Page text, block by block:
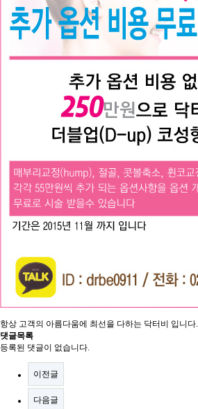
항상 고객의 아름다움에 최선을 다하는 닥터비 입니다.
댓글목록
등록된 댓글이 없습니다.
이전글
다음글